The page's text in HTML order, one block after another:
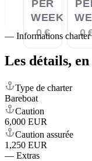
PER
WEEK
0 €
0
— Informations charter
Les détails,
Type de charter
Bareboat
Caution
6,000 EUR
Caution assurée
1,250 EUR
— Extras